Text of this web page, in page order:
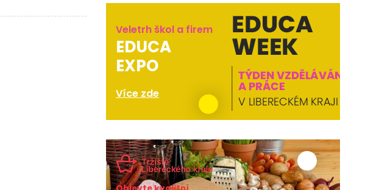
Veletrh škol a firem
EDUCA
EXPO
Více zde